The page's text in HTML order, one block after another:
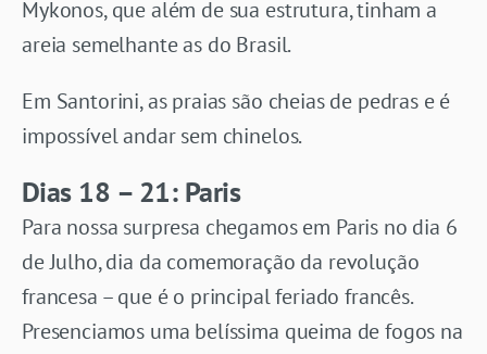
Mykonos, que além de sua estrutura, tinham a
areia semelhante as do Brasil.
Em Santorini, as praias são cheias de pedras e é
impossível andar sem chinelos.
Dias 18 – 21: Paris
Para nossa surpresa chegamos em Paris no dia 6
de Julho, dia da comemoração da revolução
francesa – que é o principal feriado francês.
Presenciamos uma belíssima queima de fogos na